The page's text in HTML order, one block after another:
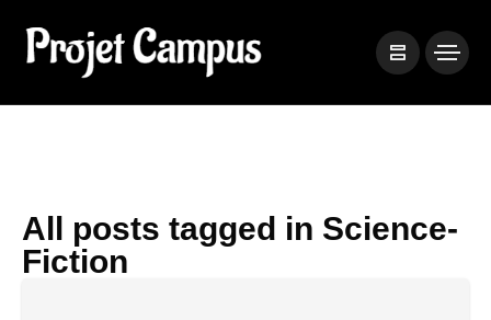
All posts tagged in Science-
Fiction